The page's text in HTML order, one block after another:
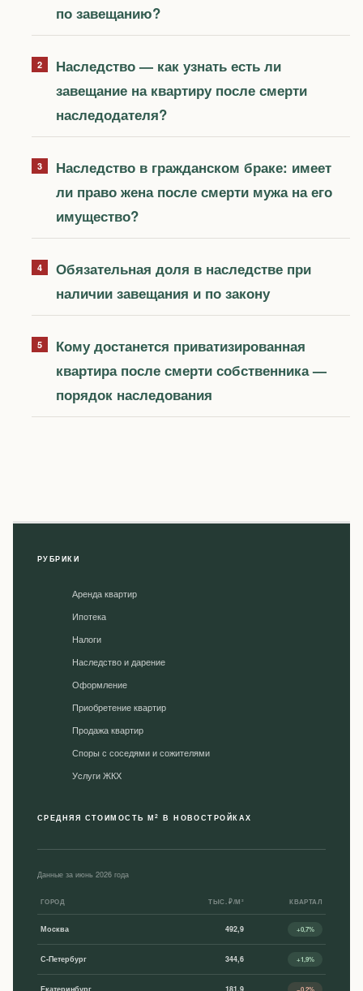
по завещанию?
Наследство — как узнать есть ли
завещание на квартиру после смерти
наследодателя?
Наследство в гражданском браке: имеет
ли право жена после смерти мужа на его
имущество?
Обязательная доля в наследстве при
наличии завещания и по закону
Кому достанется приватизированная
квартира после смерти собственника —
порядок наследования
РУБРИКИ
Аренда квартир
Ипотека
Налоги
Наследство и дарение
Оформление
Приобретение квартир
Продажа квартир
Споры с соседями и сожителями
Уcлуги ЖКХ
СРЕДНЯЯ СТОИМОСТЬ М2 В НОВОСТРОЙКАХ
Данные за июнь 2026 года
ГОРОД ТЫС. ₽/М² КВАРТАЛ
Москва 492,9 +0,7%
С-Петербург 344,6 +1,9%